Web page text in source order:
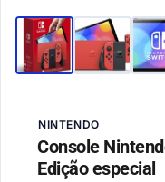
NINTENDO
Console
Edição especial